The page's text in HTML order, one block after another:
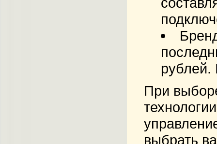
рублей.
При
выбрать